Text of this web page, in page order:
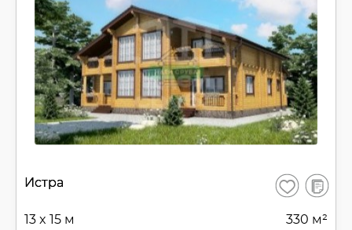
Истра Сохранить
В
13 x 15 м 330 м²